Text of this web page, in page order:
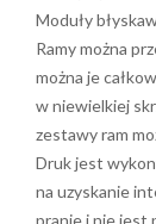
Moduły
Ramy można
można je
w niewielkiej
zestawy ram
Druk jest
na uzyskanie